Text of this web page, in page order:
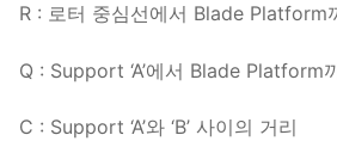
R : 로터 중심선에서 Blade Platform
Q : Support ‘A’에서 Blade Platform
C : Support ‘A’와 ‘B’ 사이의 거리